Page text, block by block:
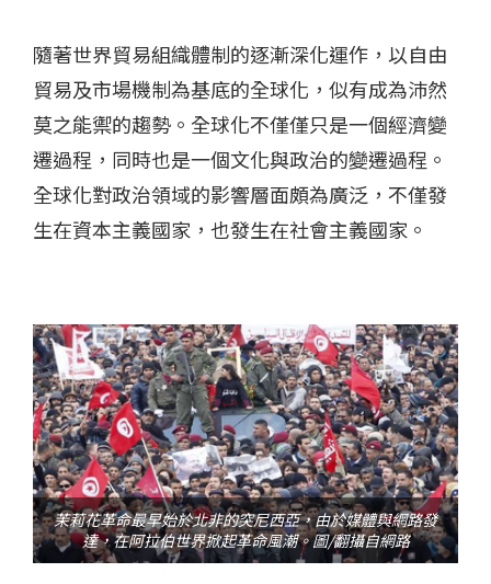
隨著世界貿易組織體制的逐漸深化運作，以自由
貿易及市場機制為基底的全球化，似有成為沛然
莫之能禦的趨勢。全球化不僅僅只是一個經濟變
遷過程，同時也是一個文化與政治的變遷過程。
全球化對政治領域的影響層面頗為廣泛，不僅發
生在資本主義國家，也發生在社會主義國家。
茉莉花革命最早始於北非的突尼西亞，由於媒體與網路發
達，在阿拉伯世界掀起革命風潮。圖/翻攝自網路